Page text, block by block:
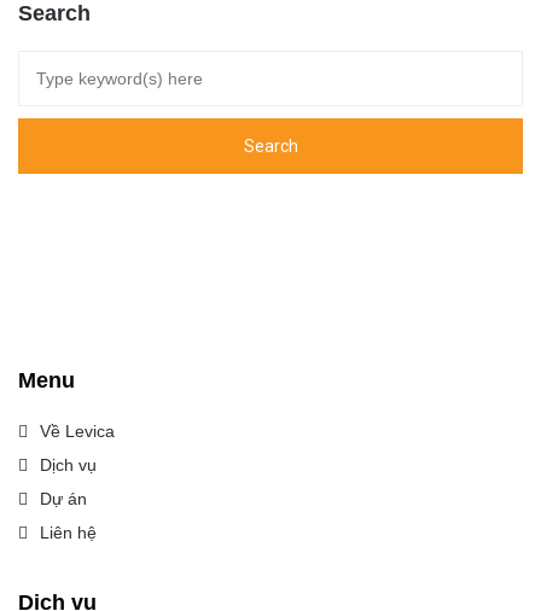
Search
Menu
Về Levica
Dịch vụ
Dự án
Liên hệ
Dịch vụ